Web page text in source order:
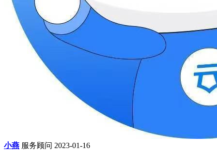
小燕 服务顾问 2023-01-16